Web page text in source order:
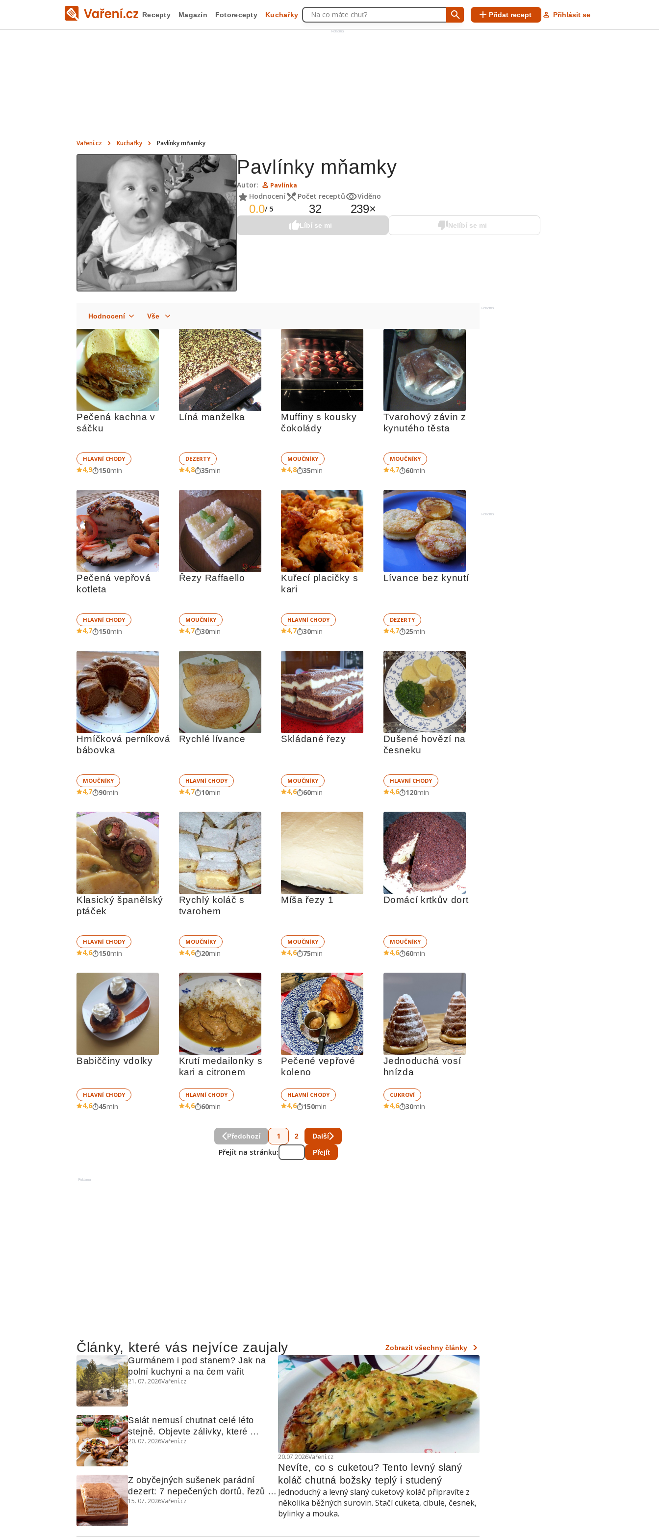
Reklama
Recepty Magazín Fotorecepty Kuchařky Na co máte chuť? Přidat recept Přihlásit se
Vaření.cz Kuchařky Pavlínky mňamky
Pavlínky mňamky
Autor: Pavlínka
Hodnocení
0.0/ 5
Počet receptů
32
Viděno
239×
Líbí se mi Nelíbí se mi
Pečená kachna v
sáčku
HLAVNÍ CHODY
4,9 150min
Líná manželka
DEZERTY
4,8 35min
Muffiny s kousky
čokolády
MOUČNÍKY
4,8 35min
Tvarohový závin z
kynutého těsta
MOUČNÍKY
4,7 60min
Pečená vepřová
kotleta
HLAVNÍ CHODY
4,7 150min
Řezy Raffaello
MOUČNÍKY
4,7 30min
Kuřecí placičky s
kari
HLAVNÍ CHODY
4,7 30min
Lívance bez kynutí
DEZERTY
4,7 25min
Hrníčková perníková
bábovka
MOUČNÍKY
4,7 90min
Rychlé lívance
HLAVNÍ CHODY
4,7 10min
Skládané řezy
MOUČNÍKY
4,6 60min
Dušené hovězí na
česneku
HLAVNÍ CHODY
4,6 120min
Klasický španělský
ptáček
HLAVNÍ CHODY
4,6 150min
Rychlý koláč s
tvarohem
MOUČNÍKY
4,6 20min
Míša řezy 1
MOUČNÍKY
4,6 75min
Domácí krtkův dort
MOUČNÍKY
4,6 60min
Babiččiny vdolky
HLAVNÍ CHODY
4,6 45min
Krutí medailonky s
kari a citronem
HLAVNÍ CHODY
4,6 60min
Pečené vepřové
koleno
HLAVNÍ CHODY
4,6 150min
Jednoduchá vosí
hnízda
CUKROVÍ
4,6 30min
Předchozí 1 2 Další
Přejít na stránku: Přejít
Reklama
Články, které vás nejvíce zaujaly Zobrazit všechny články
20.07.2026Vaření.cz
Nevíte, co s cuketou? Tento levný slaný
koláč chutná božsky teplý i studený
Jednoduchý a levný slaný cuketový koláč připravíte z
několika běžných surovin. Stačí cuketa, cibule, česnek,
bylinky a mouka.
Gurmánem i pod stanem? Jak na
polní kuchyni a na čem vařit
21. 07. 2026Vaření.cz
Salát nemusí chutnat celé léto
stejně. Objevte zálivky, které
využijete i na maso, nudle nebo
20. 07. 2026Vaření.cz
Z obyčejných sušenek parádní
dezert: 7 nepečených dortů, řezů a
koláčů
15. 07. 2026Vaření.cz
Reklama
Reklama